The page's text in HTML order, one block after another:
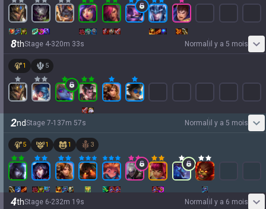
8thStage 4-320m 33s Normal il y a 5 mois
1 5
2ndStage 7-1 37m 57s Normal il y a 5 mois
5 1 1 3
4thStage 6-232m 19s Normal il y a 6 mois